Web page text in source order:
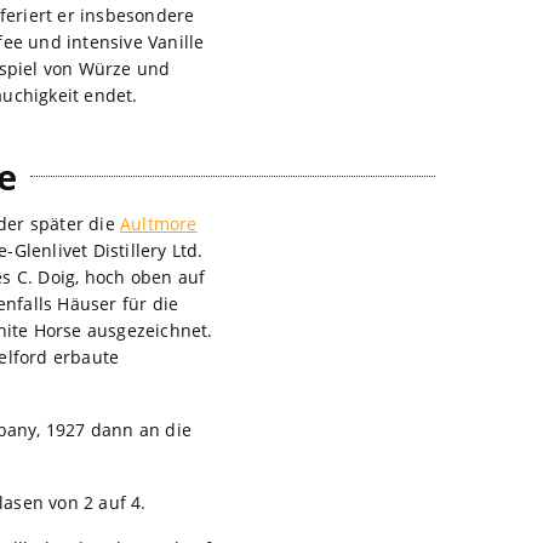
er insbesondere
und intensive Vanille
von Würze und
endet.
später dieAultmore
Glenlivet Distillery Ltd.
C. Doig, hoch oben auf
Häuser für die
Horse ausgezeichnet.
erbaute
1927 dann an die
von 2 auf 4.